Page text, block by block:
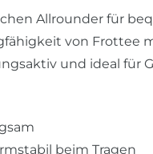
Allrounder für
von Frottee
und ideal für
beim Tragen